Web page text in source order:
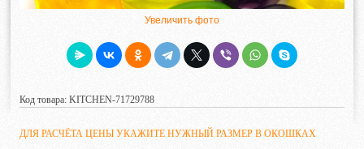
Увеличить фото
Код товара: KITCHEN-71729788
ДЛЯ РАСЧЁТА ЦЕНЫ УКАЖИТЕ НУЖНЫЙ РАЗМЕР В ОКОШКАХ